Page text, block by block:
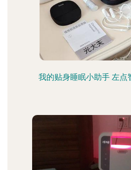
我的贴身睡眠小助手 左点